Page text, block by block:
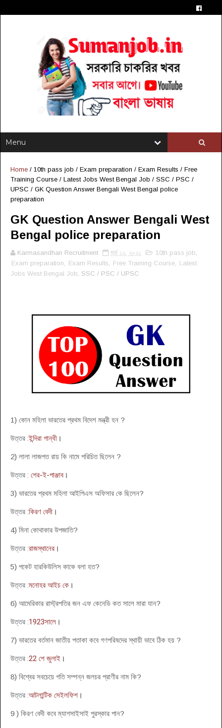
Home / 10th pass job / Exam preparation / Exam Results / Free
Training Course / Latest Jobs West Bengal Job / SSC / PSC /
UPSC / GK Question Answer Bengali West Bengal police
preparation
GK Question Answer Bengali West
Bengal police preparation
Karmasandhan Recruitment মার্চ ১২, ২০২১ 10th pass job
Exam preparation
Exam Results Free Training Course
Latest
Jobs West Bengal Job , SSC / PSC / UPSC
1) কোন মহিলা ভারতের প্রথম বিদেশ মন্ত্রী হন ?
উত্তর :ইন্দিরা গান্ধী ।
2) লালা লাজপত রায় কি নামে পরিচিত ছিলেন ?
উত্তর : শের-ই-পাঞ্জাব ।
3) ভারতের প্রথম মহিলা আইপিএস অফিসার কে ছিলেন?
উত্তর :কিরণ বেদী ।
4) মিনা কোথাকার উপজাতি?
উত্তর :রাজস্থানের ।
5) পকেট হারকিউলিস কাকে বলা হত?
উত্তর :মনোহর আইচ কে ।
6) আমেরিকার রাস্ট্রপতির জন এফ কেনেডি কত সালে মারা যান?
উত্তর :1923সালে ।
7) ভারতের বর্তমান জাতীয় পতাকা কবে গণপরিষদের স্থায়ী ভাবে ঠিক হয় ?
উত্তর :22 শে জুলাই ।
8) বিশ্বের সবচেয়ে গতি সম্পন্ন জলচর প্রাণীর নাম কি?
উত্তর :আটলান্টিক সেইলফিশ ।
9 ) কিরণ বেদী কবে ম্যাগসাইসাই পুরস্কার পান?